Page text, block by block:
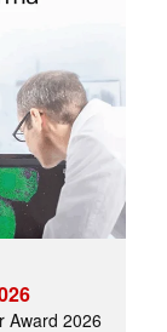
✕
Award 2026